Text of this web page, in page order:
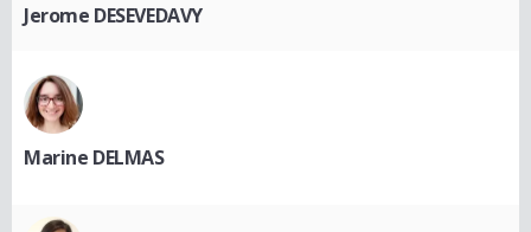
Jerome DESEVEDAVY
Marine DELMAS